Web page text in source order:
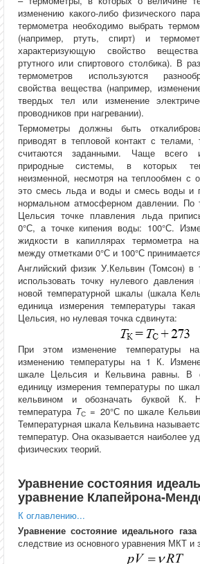
изменению какого-либо физического
термометра необходимо выбрать
(например, ртуть, спирт) и
характеризующую свойство
ртутного или спиртового столбика). В
термометров используются
свойства вещества (например,
твердых тел или изменение
проводников при нагревании).
Термометры должны быть
приводят в тепловой контакт с телами,
считаются заданными. Чаще всего
природные системы, в которых
неизменной, несмотря на теплообмен с
это смесь льда и воды и смесь воды и
нормальном атмосферном давлении. По
Цельсия точке плавления льда
0°С, а точке кипения воды: 100°С.
жидкости в капиллярах термометра
между отметками 0°С и 100°С
Английский физик У.Кельвин (Томсон) в
использовать точку нулевого
новой температурной шкалы (шкала
единица измерения температуры
Цельсия, но нулевая точка сдвинута:
При этом изменение температуры на
изменению температуры на 1 К.
шкале Цельсия и Кельвина равны. В
единицу измерения температуры по
кельвином и обозначать буквой К.
температура TС = 20°С по шкале
Температурная шкала Кельвина
температур. Она оказывается наиболее
физических теорий.
Уравнение состояния
уравнение Клапейрона-
К оглавлению...
Уравнение состояние идеального газа
следствие из основного уравнения МКТ и